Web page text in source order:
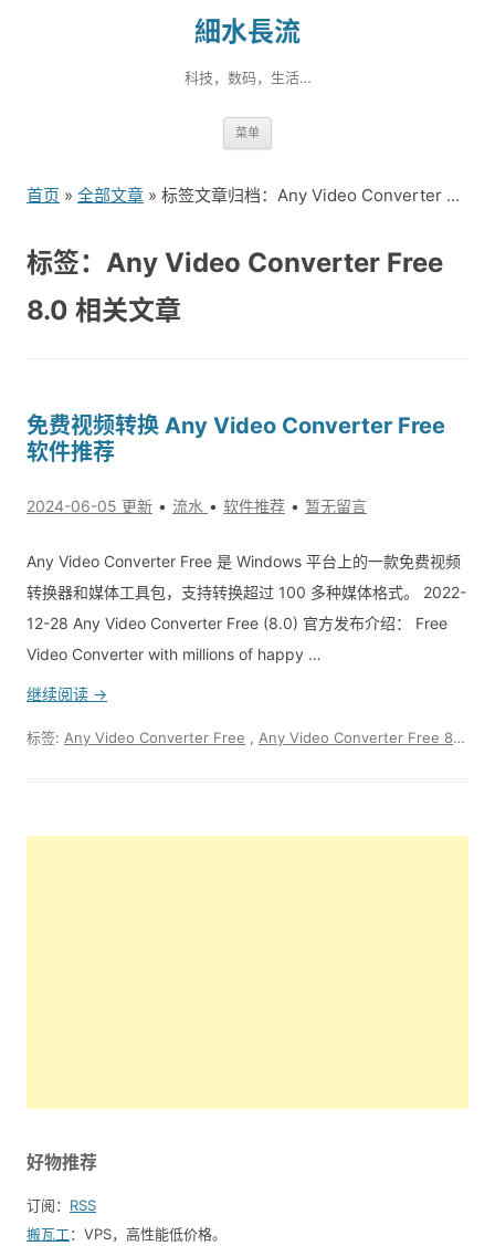
細水長流
科技，数码，生活…
菜单
到
首页 » 全部文章 » 标签文章归档：Any Video Converter Free 8.0（1）
标签：Any Video Converter Free
8.0 相关文章
免费视频转换 Any Video Converter Free
软件推荐
2024-06-05 更新 流水 软件推荐 暂无留言
Any Video Converter Free 是 Windows 平台上的一款免费视频
转换器和媒体工具包，支持转换超过 100 多种媒体格式。 2022-
12-28 Any Video Converter Free (8.0) 官方发布介绍： Free
Video Converter with millions of happy …
继续阅读 →
标签: Any Video Converter Free Any Video Converter Free 8.0
好物推荐
订阅： RSS
搬瓦工：VPS，高性能低价格。️